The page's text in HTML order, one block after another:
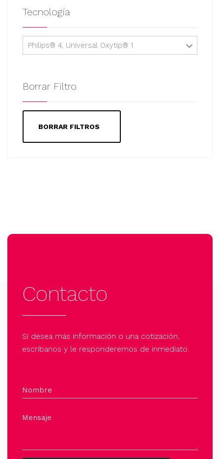
Tecnología
Philips® 4, Universal Oxytip® 1
Borrar Filtro
BORRAR FILTROS
Contacto
Si desea más información o una cotización,
escríbanos y le responderemos de inmediato.
Nombre
Mensaje